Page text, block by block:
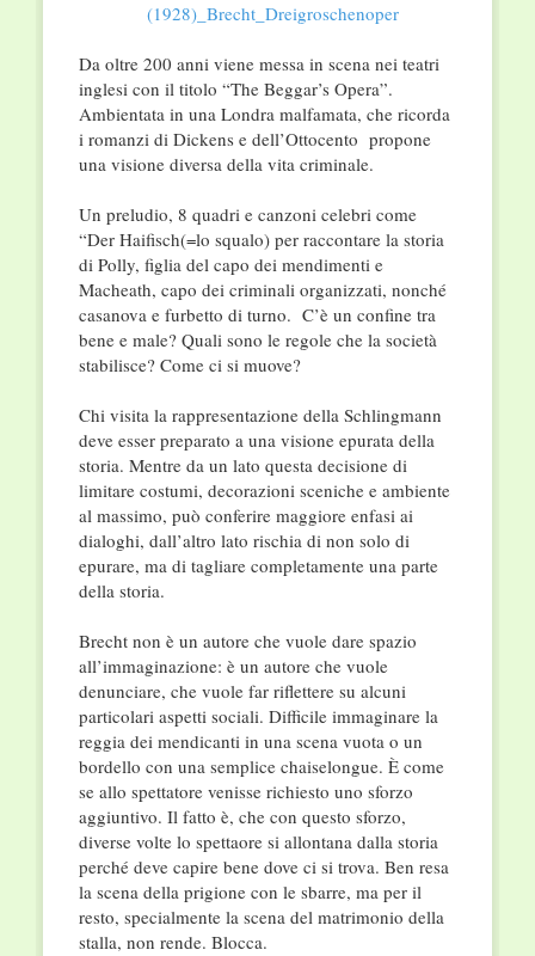
Da oltre 200 anni viene messa in scena nei teatri
inglesi con il titolo “The Beggar’s Opera”.
Ambientata in una Londra malfamata, che ricorda
i romanzi di Dickens e dell’Ottocento propone
una visione diversa della vita criminale.
Un preludio, 8 quadri e canzoni celebri come
“Der Haifisch(=lo squalo) per raccontare la storia
di Polly, figlia del capo dei mendimenti e
Macheath, capo dei criminali organizzati, nonché
casanova e furbetto di turno. C’è un confine tra
bene e male? Quali sono le regole che la società
stabilisce? Come ci si muove?
Chi visita la rappresentazione della Schlingmann
deve esser preparato a una visione epurata della
storia. Mentre da un lato questa decisione di
limitare costumi, decorazioni sceniche e ambiente
al massimo, può conferire maggiore enfasi ai
dialoghi, dall’altro lato rischia di non solo di
epurare, ma di tagliare completamente una parte
della storia.
Brecht non è un autore che vuole dare spazio
all’immaginazione: è un autore che vuole
denunciare, che vuole far riflettere su alcuni
particolari aspetti sociali. Difficile immaginare la
reggia dei mendicanti in una scena vuota o un
bordello con una semplice chaiselongue. È come
se allo spettatore venisse richiesto uno sforzo
aggiuntivo. Il fatto è, che con questo sforzo,
diverse volte lo spettaore si allontana dalla storia
perché deve capire bene dove ci si trova. Ben resa
la scena della prigione con le sbarre, ma per il
resto, specialmente la scena del matrimonio della
stalla, non rende. Blocca.